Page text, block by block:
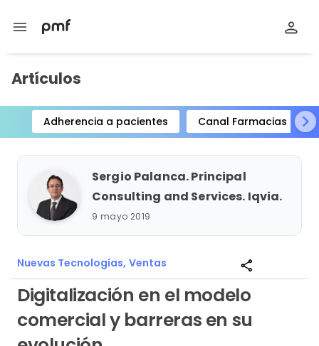
menu
Artículos
Adherencia a pacientes Canal Farmacias
Item
1
Sergio Palanca. Principal
Consulting and Services. Iqvia.
9 mayo 2019
Nuevas Tecnologías, Ventas share
Digitalización en el modelo
comercial y barreras en su